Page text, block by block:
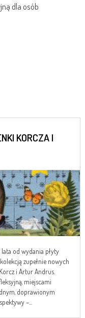
dla osób
KORCZA I
lata od wydania płyty
zupełnie nowych
i Artur Andrus.
miejscami
doprawionym
–...